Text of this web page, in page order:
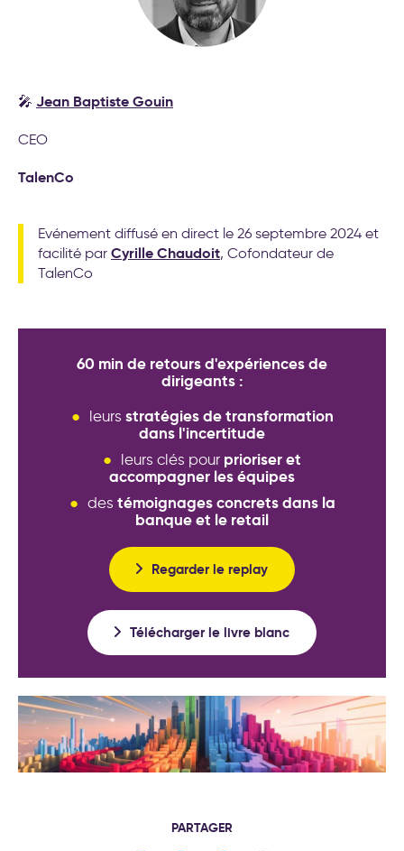
🎤 Jean Baptiste Gouin
CEO
TalenCo
Evénement diffusé en direct le 26 septembre 2024 et
facilité par Cyrille Chaudoit, Cofondateur de
TalenCo
60 min de retours d'expériences de
dirigeants :
leurs stratégies de transformation
dans l'incertitude
leurs clés pour prioriser et
accompagner les équipes
des témoignages concrets dans la
banque et le retail
Regarder le replay
Télécharger le livre blanc
PARTAGER